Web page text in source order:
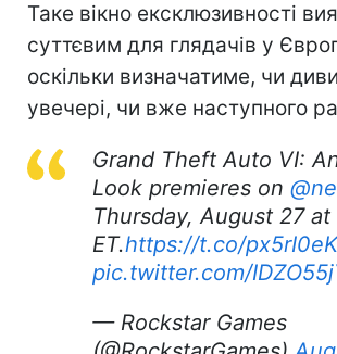
Таке вікно ексклюзивності
суттєвим для глядачів у
оскільки визначатиме, чи
увечері, чи вже наступного
Grand Theft Auto VI:
Look premieres on
Thursday, August 27 at
ET.https://t.co/
pic.twitter.com/
— Rockstar Games